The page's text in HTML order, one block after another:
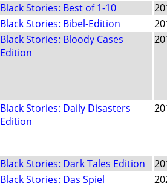
Black Stories: Best of 1-10
Black Stories: Bibel-Edition
Black Stories: Bloody Cases
Edition
Black Stories: Daily Disasters
Edition
Black Stories: Dark Tales Edition
Black Stories: Das Spiel